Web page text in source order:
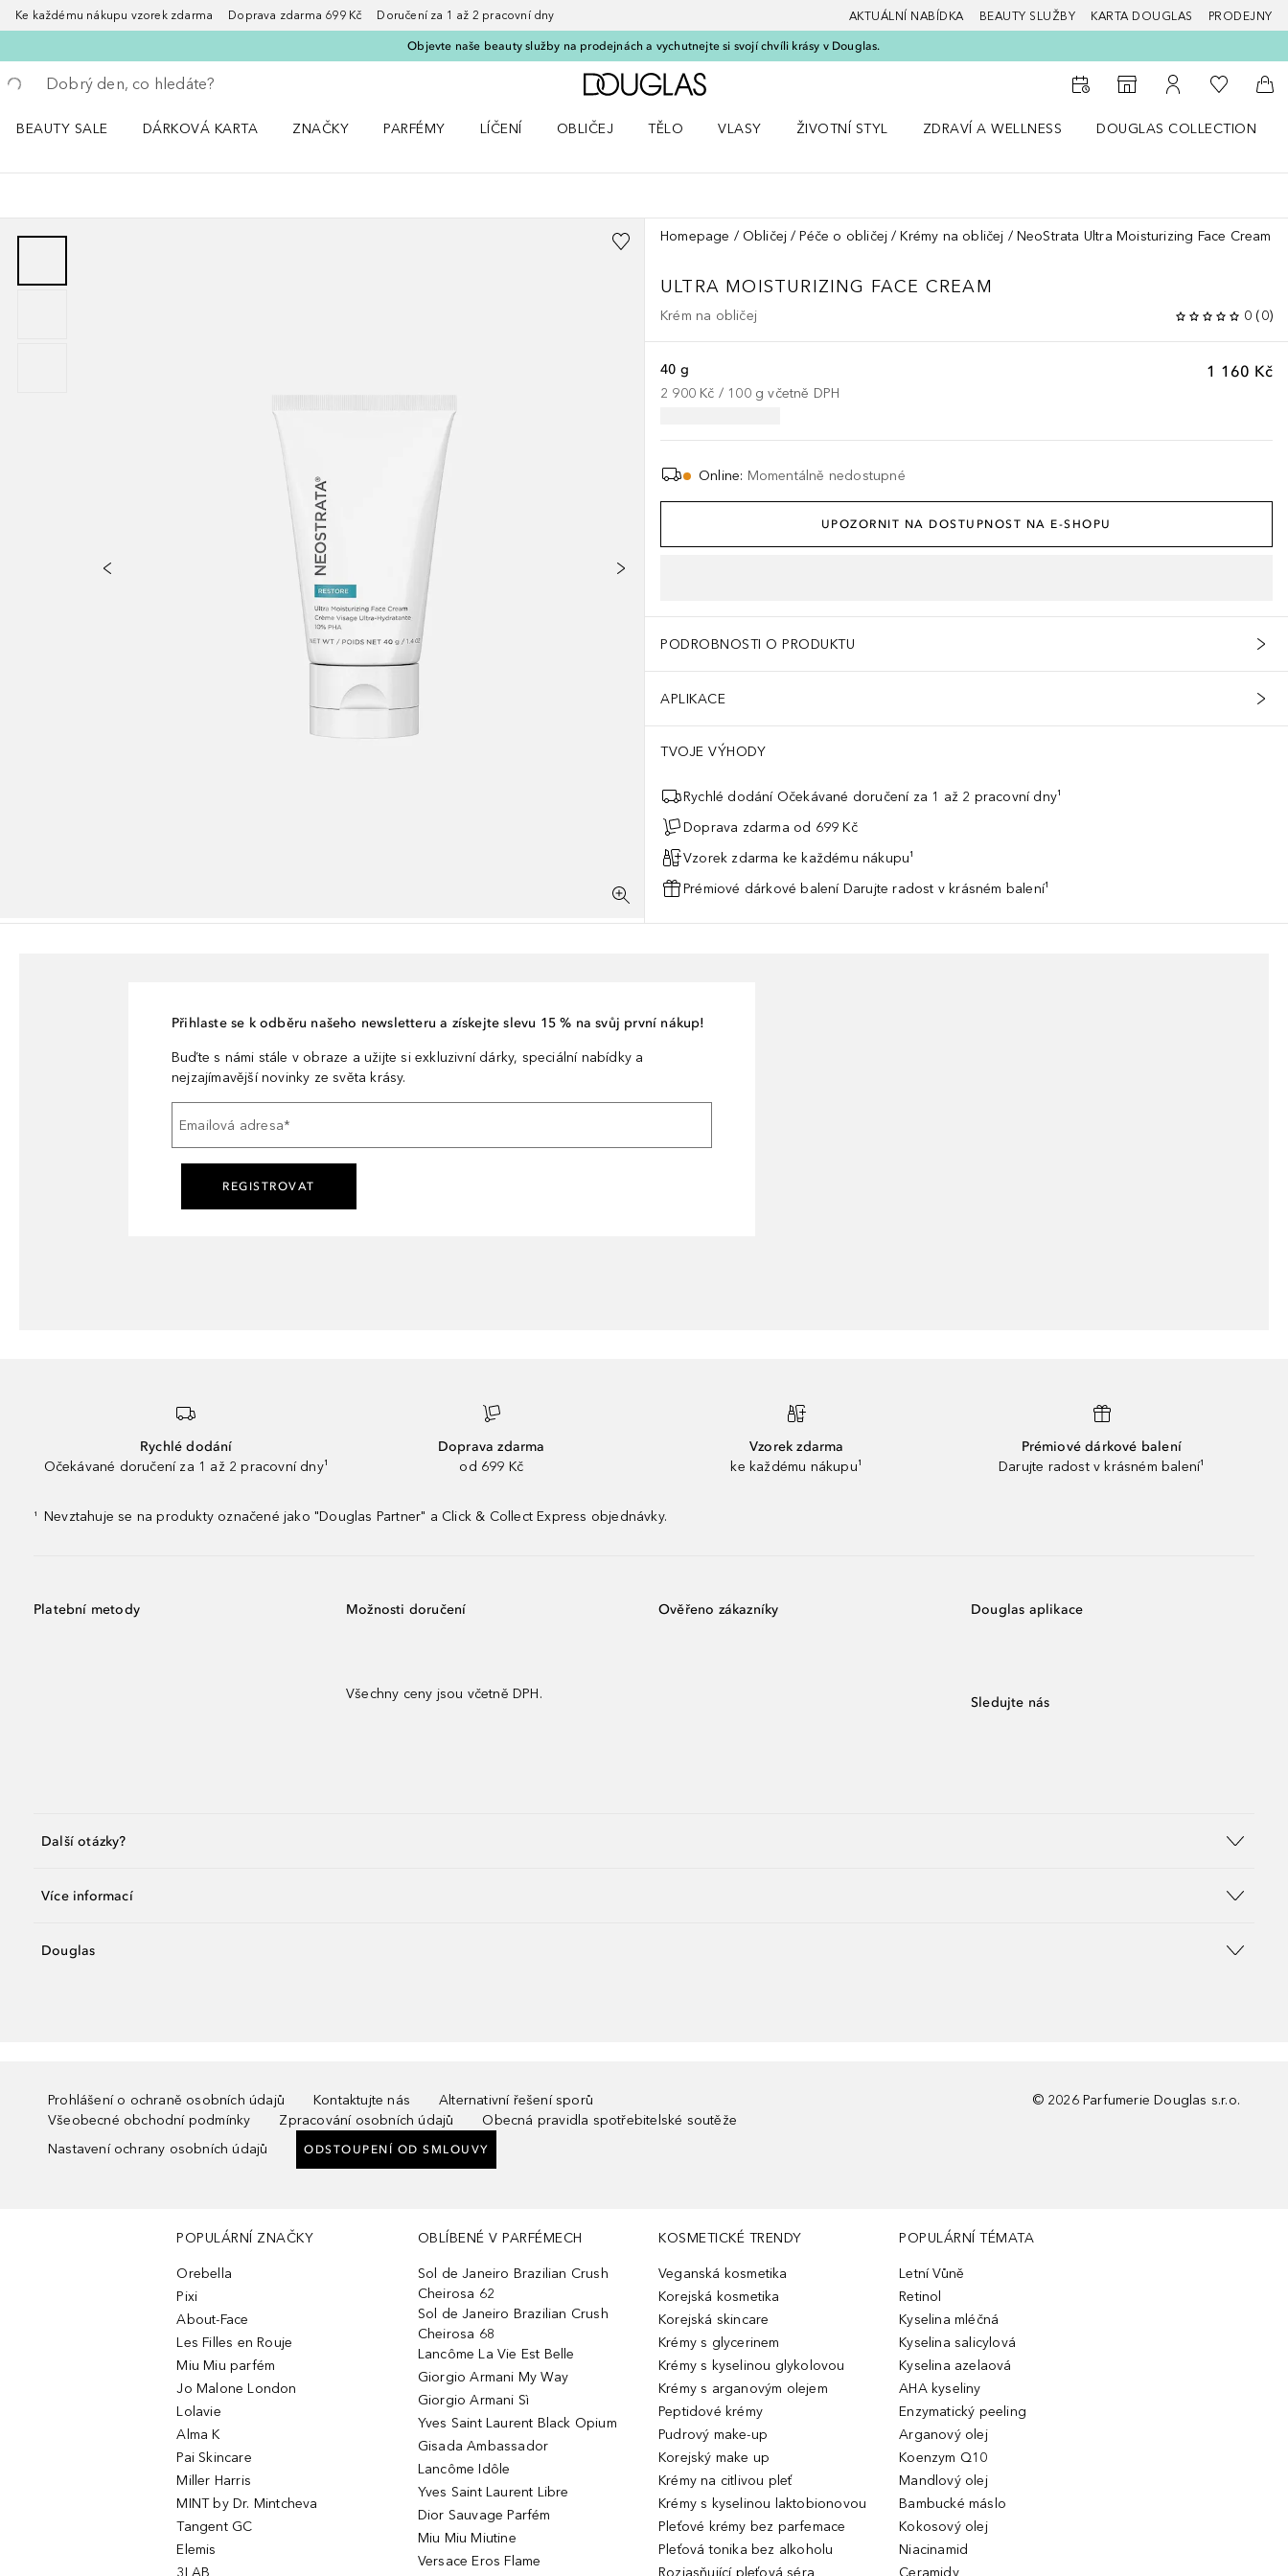
Ke každému nákupu vzorek zdarma Doprava zdarma 699 Kč Doručení za 1 až 2 pracovní dny AKTUÁLNÍ NABÍDKA BEAUTY SLUŽBY KARTA DOUGLAS PRODEJNY
Objevte naše beauty služby na prodejnách a vychutnejte si svojí chvíli krásy v Douglas.
Vraťte se
Proveďte vyhledávání
Domů
K vyhledávači prodejen
K mému účtu
K mému
Do
BEAUTY SALE
DÁRKOVÁ KARTA
ZNAČKY
PARFÉMY
LÍČENÍ
OBLIČEJ
TĚLO
VLASY
ŽIVOTNÍ STYL
ZDRAVÍ A WELLNESS
DOUGLAS COLLECTION
Homepage Obličej Péče o obličej Krémy na obličej NeoStrata Ultra Moisturizing Face Cream
ULTRA MOISTURIZING FACE CREAM
Krém na obličej 0 (0)
1 160 Kč
40 g
2 900 Kč / 100 g včetně DPH
Online: Momentálně nedostupné
UPOZORNIT NA DOSTUPNOST NA E-SHOPU
PODROBNOSTI O PRODUKTU
APLIKACE
TVOJE VÝHODY
Rychlé dodání Očekávané doručení za 1 až 2 pracovní dny¹
Doprava zdarma od 699 Kč
Vzorek zdarma ke každému nákupu¹
Prémiové dárkové balení Darujte radost v krásném balení¹
Přihlaste se k odběru našeho newsletteru a získejte slevu 15 % na svůj první nákup!
Buďte s námi stále v obraze a užijte si exkluzivní dárky, speciální nabídky a
nejzajímavější novinky ze světa krásy.
Emailová adresa*
REGISTROVAT
Rychlé dodání
Očekávané doručení za 1 až 2 pracovní dny¹
Doprava zdarma
od 699 Kč
Vzorek zdarma
ke každému nákupu¹
Prémiové dárkové balení
Darujte radost v krásném balení¹
¹ Nevztahuje se na produkty označené jako "Douglas Partner" a Click & Collect Express objednávky.
Platební metody Možnosti doručení
Všechny ceny jsou včetně DPH.
Ověřeno zákazníky Douglas aplikace
Sledujte nás
Další otázky?
Více informací
Douglas
Prohlášení o ochraně osobních údajů Kontaktujte nás
Alternativní řešení sporů
Všeobecné obchodní podmínky
Zpracování osobních údajů
Obecná pravidla spotřebitelské soutěže
Nastavení ochrany osobních údajů
ODSTOUPENÍ OD SMLOUVY
© 2026 Parfumerie Douglas s.r.o.
POPULÁRNÍ ZNAČKY
Orebella
Pixi
About-Face
Les Filles en Rouje
Miu Miu parfém
Jo Malone London
Lolavie
Alma K
Pai Skincare
Miller Harris
MINT by Dr. Mintcheva
Tangent GC
Elemis
3LAB
OBLÍBENÉ V PARFÉMECH
Sol de Janeiro Brazilian Crush
Cheirosa 62
Sol de Janeiro Brazilian Crush
Cheirosa 68
Lancôme La Vie Est Belle
Giorgio Armani My Way
Giorgio Armani Sì
Yves Saint Laurent Black Opium
Gisada Ambassador
Lancôme Idôle
Yves Saint Laurent Libre
Dior Sauvage Parfém
Miu Miu Miutine
Versace Eros Flame
KOSMETICKÉ TRENDY
Veganská kosmetika
Korejská kosmetika
Korejská skincare
Krémy s glycerinem
Krémy s kyselinou glykolovou
Krémy s arganovým olejem
Peptidové krémy
Pudrový make-up
Korejský make up
Krémy na citlivou pleť
Krémy s kyselinou laktobionovou
Pleťové krémy bez parfemace
Pleťová tonika bez alkoholu
Rozjasňující pleťová séra
POPULÁRNÍ TÉMATA
Letní Vůně
Retinol
Kyselina mléčná
Kyselina salicylová
Kyselina azelaová
AHA kyseliny
Enzymatický peeling
Arganový olej
Koenzym Q10
Mandlový olej
Bambucké máslo
Kokosový olej
Niacinamid
Ceramidy